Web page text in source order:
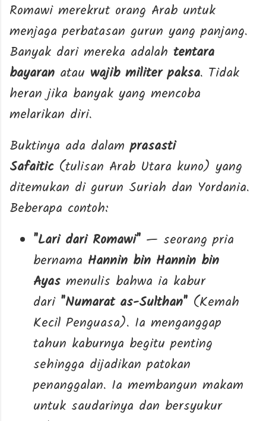
Romawi merekrut orang Arab untuk
menjaga perbatasan gurun yang panjang.
Banyak dari mereka adalah tentara
bayaran atau wajib militer paksa. Tidak
heran jika banyak yang mencoba
melarikan diri.
Buktinya ada dalamprasasti
Safaitic(tulisan Arab Utara kuno) yang
ditemukan di gurun Suriah dan Yordania.
Beberapa contoh:
"Lari dari Romawi" — seorang pria
bernama Hannin bin Hannin bin
Ayas menulis bahwa ia kabur
dari "Numarat as-Sulthan" (Kemah
Kecil Penguasa). Ia menganggap
tahun kaburnya begitu penting
sehingga dijadikan patokan
penanggalan. Ia membangun makam
untuk saudarinya dan bersyukur